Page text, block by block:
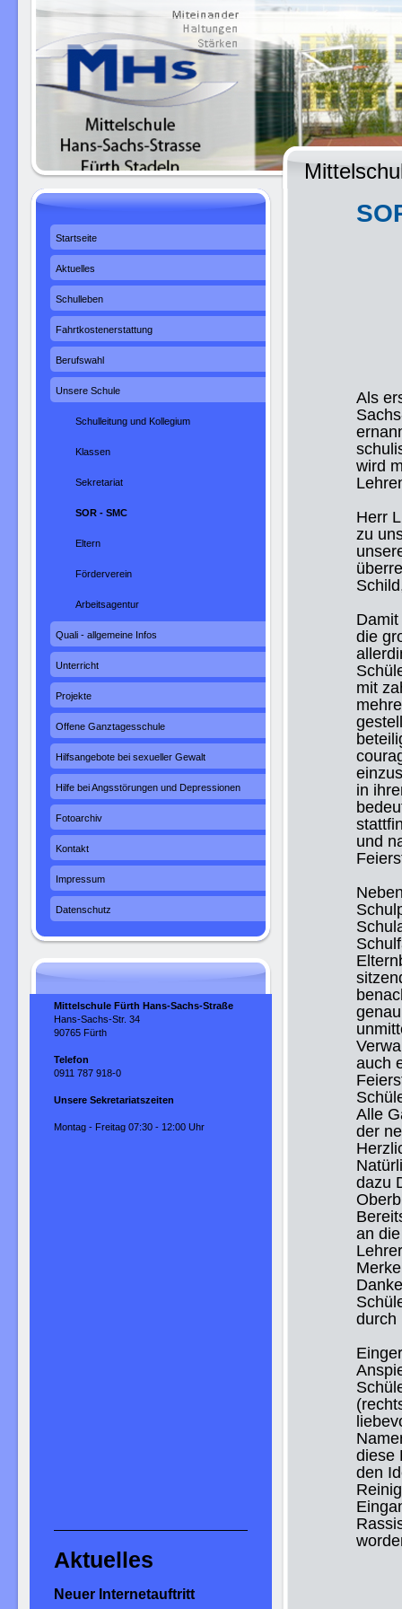
Als
wird
Herr
zu
die
mit
in
und
auch
Alle
der
dazu
an
durch
diese
den
Startseite
Aktuelles
Schulleben
Fahrtkostenerstattung
Berufswahl
Unsere Schule
Schulleitung und Kollegium
Klassen
Sekretariat
SOR - SMC
Eltern
Förderverein
Arbeitsagentur
Quali - allgemeine Infos
Unterricht
Projekte
Offene Ganztagesschule
Hilfsangebote bei sexueller Gewalt
Hilfe bei Angsstörungen und Depressionen
Fotoarchiv
Kontakt
Impressum
Datenschutz
Mittelschule Fürth Hans-Sachs-Straße
Hans-Sachs-Str. 34
90765 Fürth
Telefon
0911 787 918-0
Unsere Sekretariatszeiten
Montag - Freitag 07:30 - 12:00 Uhr
Aktuelles
Neuer Internetauftritt